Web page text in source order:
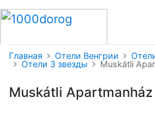
Главная Отели Венгрии
Отели 3 звезды
Muskátli
Muskátli